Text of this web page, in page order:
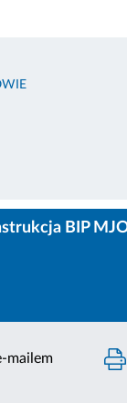
BIP
mailem